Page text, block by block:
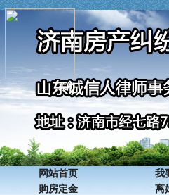
网站首页 我
购房定金
离
关闭